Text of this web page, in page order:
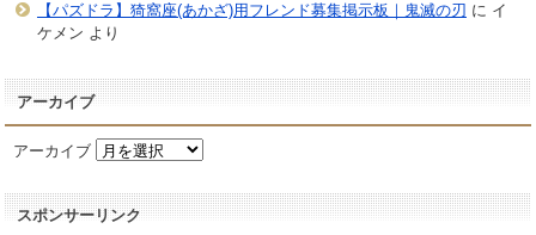
【パズドラ】猗窩座(あかざ)用フレンド募集掲示板｜鬼滅の刃 に イ
ケメン より
アーカイブ
アーカイブ
スポンサーリンク